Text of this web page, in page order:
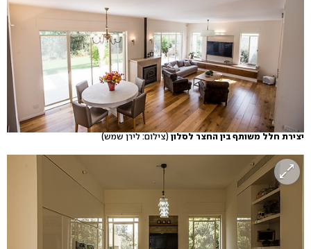
יצירת חלל משותף בין החצר לסלון (צילום: לירן שמש)